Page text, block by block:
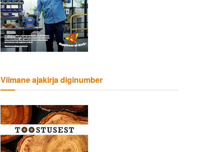
Viimane ajakirja diginumber